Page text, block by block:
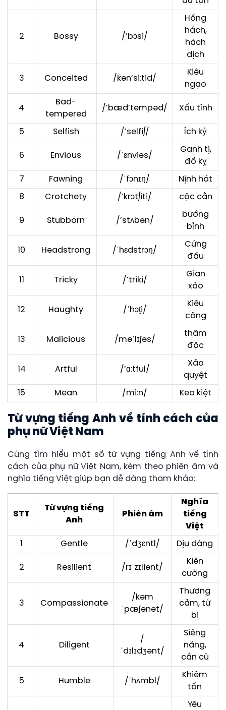
2 Bossy /’bɔsi/
Hống
hách,
hách
dịch
3 Conceited /kən’si:tid/
Kiêu
ngạo
4
Bad-
tempered
/’bæd’tempəd/ Xấu tính
5 Selfish /’selfi∫/ Ích kỷ
6 Envious /ˈɛnviəs/
Ganh tị,
đố kỵ
7 Fawning /ˈfɔnɪŋ/ Nịnh hót
8 Crotchety /’krɔt∫iti/ cộc cằn
9 Stubborn /’stʌbən/
bướng
bỉnh
10 Headstrong /ˈhɛdstrɔŋ/
Cứng
đầu
11 Tricky /’triki/
Gian
xảo
12 Haughty /ˈhɔt̮i/
Kiêu
căng
13 Malicious /məˈlɪʃəs/
thâm
độc
14 Artful /’ɑ:tful/
Xảo
quyệt
15 Mean /mi:n/ Keo kiệt
Từ vựng tiếng Anh về tính cách của
phụ nữ Việt Nam
Cùng tìm hiểu một số từ vựng tiếng Anh về tính
cách của phụ nữ Việt Nam, kèm theo phiên âm và
nghĩa tiếng Việt giúp bạn dễ dàng tham khảo:
STT
Từ vựng tiếng
Anh
Phiên âm
Nghĩa
tiếng
Việt
1 Gentle /ˈdʒɛntl/ Dịu dàng
2 Resilient /rɪˈzɪliənt/
Kiên
cường
3 Compassionate
/kəm
ˈpæʃənət/
Thương
cảm, từ
bi
4 Diligent
/
ˈdɪlɪdʒənt/
Siêng
năng,
cần cù
5 Humble /ˈhʌmbl/
Khiêm
tốn
Yêu